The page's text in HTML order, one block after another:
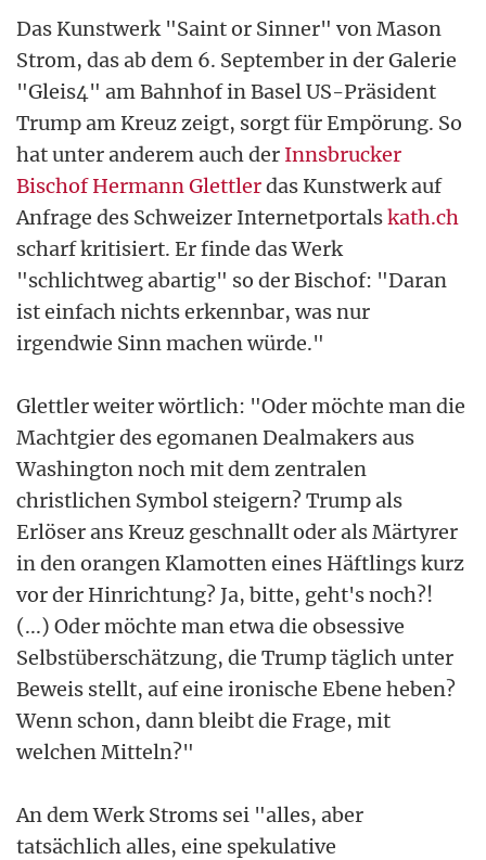
Das Kunstwerk "Saint or Sinner" von Mason
Strom, das ab dem 6. September in der Galerie
"Gleis4" am Bahnhof in Basel US-Präsident
Trump am Kreuz zeigt, sorgt für Empörung. So
hat unter anderem auch der Innsbrucker
Bischof Hermann Glettlerdas Kunstwerk auf
Anfrage des Schweizer Internetportalskath.ch
scharf kritisiert. Er finde das Werk
"schlichtweg abartig" so der Bischof: "Daran
ist einfach nichts erkennbar, was nur
irgendwie Sinn machen würde."
Glettler weiter wörtlich: "Oder möchte man die
Machtgier des egomanen Dealmakers aus
Washington noch mit dem zentralen
christlichen Symbol steigern? Trump als
Erlöser ans Kreuz geschnallt oder als Märtyrer
in den orangen Klamotten eines Häftlings kurz
vor der Hinrichtung? Ja, bitte, geht's noch?!
(...) Oder möchte man etwa die obsessive
Selbstüberschätzung, die Trump täglich unter
Beweis stellt, auf eine ironische Ebene heben?
Wenn schon, dann bleibt die Frage, mit
welchen Mitteln?"
An dem Werk Stroms sei "alles, aber
tatsächlich alles, eine spekulative